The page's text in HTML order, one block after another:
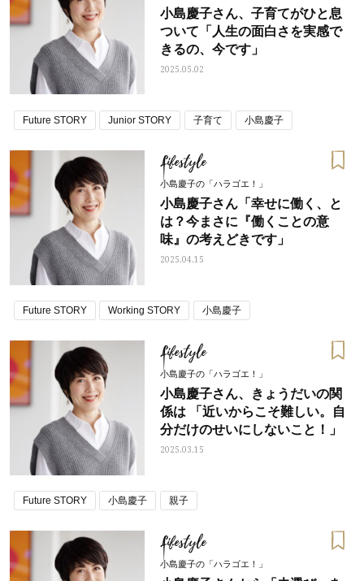
小島慶子さん、子育てがひと息
ついて「人生の面白さを実感で
きるの、今です」
2025.05.02
Future STORY Junior STORY 子育て 小島慶子
Lifestyle
小島慶子の「ハラゴエ！」
小島慶子さん「幸せに働く、と
は？今まさに『働くことの意
味』の考えどきです」
2025.04.15
Future STORY Working STORY 小島慶子
Lifestyle
小島慶子の「ハラゴエ！」
小島慶子さん、きょうだいの関
係は 「近いからこそ難しい。自
分だけのせいにしないこと！」
2025.03.15
Future STORY 小島慶子 親子
Lifestyle
小島慶子の「ハラゴエ！」